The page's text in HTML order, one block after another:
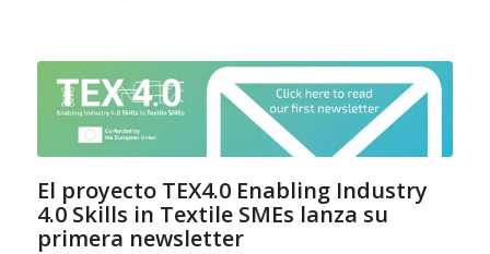
El proyecto TEX4.0 Enabling Industry
4.0 Skills in Textile SMEs lanza su
primera newsletter